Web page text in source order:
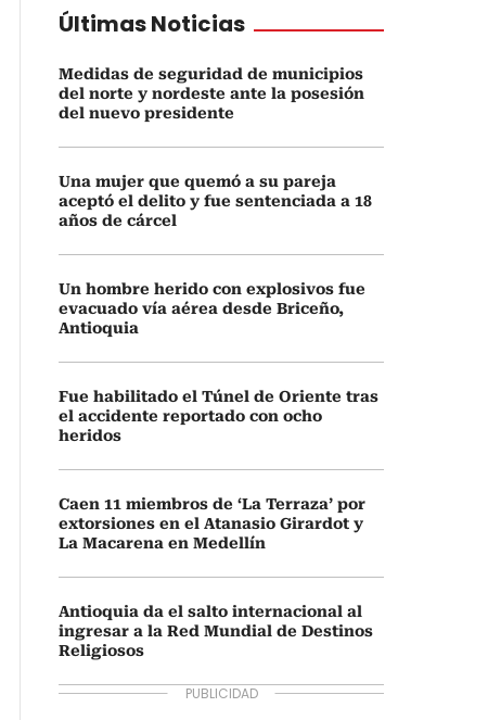
Últimas Noticias
Medidas de seguridad de municipios
del norte y nordeste ante la posesión
del nuevo presidente
Una mujer que quemó a su pareja
aceptó el delito y fue sentenciada a 18
años de cárcel
Un hombre herido con explosivos fue
evacuado vía aérea desde Briceño,
Antioquia
Fue habilitado el Túnel de Oriente tras
el accidente reportado con ocho
heridos
Caen 11 miembros de ‘La Terraza’ por
extorsiones en el Atanasio Girardot y
La Macarena en Medellín
Antioquia da el salto internacional al
ingresar a la Red Mundial de Destinos
Religiosos